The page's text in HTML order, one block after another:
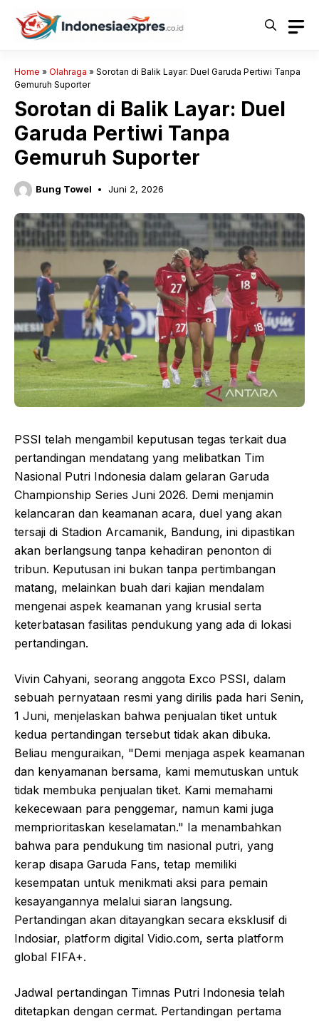
Langsung
Home » Olahraga » Sorotan di Balik Layar: Duel Garuda Pertiwi Tanpa
Gemuruh Suporter
Sorotan di Balik Layar: Duel
Garuda Pertiwi Tanpa
Gemuruh Suporter
Bung Towel Juni 2, 2026
PSSI telah mengambil keputusan tegas terkait dua
pertandingan mendatang yang melibatkan Tim
Nasional Putri Indonesia dalam gelaran Garuda
Championship Series Juni 2026. Demi menjamin
kelancaran dan keamanan acara, duel yang akan
tersaji di Stadion Arcamanik, Bandung, ini dipastikan
akan berlangsung tanpa kehadiran penonton di
tribun. Keputusan ini bukan tanpa pertimbangan
matang, melainkan buah dari kajian mendalam
mengenai aspek keamanan yang krusial serta
keterbatasan fasilitas pendukung yang ada di lokasi
pertandingan.
Vivin Cahyani, seorang anggota Exco PSSI, dalam
sebuah pernyataan resmi yang dirilis pada hari Senin,
1 Juni, menjelaskan bahwa penjualan tiket untuk
kedua pertandingan tersebut tidak akan dibuka.
Beliau menguraikan, "Demi menjaga aspek keamanan
dan kenyamanan bersama, kami memutuskan untuk
tidak membuka penjualan tiket. Kami memahami
kekecewaan para penggemar, namun kami juga
memprioritaskan keselamatan." Ia menambahkan
bahwa para pendukung tim nasional putri, yang
kerap disapa Garuda Fans, tetap memiliki
kesempatan untuk menikmati aksi para pemain
kesayangannya melalui siaran langsung.
Pertandingan akan ditayangkan secara eksklusif di
Indosiar, platform digital Vidio.com, serta platform
global FIFA+.
Jadwal pertandingan Timnas Putri Indonesia telah
ditetapkan dengan cermat. Pertandingan pertama